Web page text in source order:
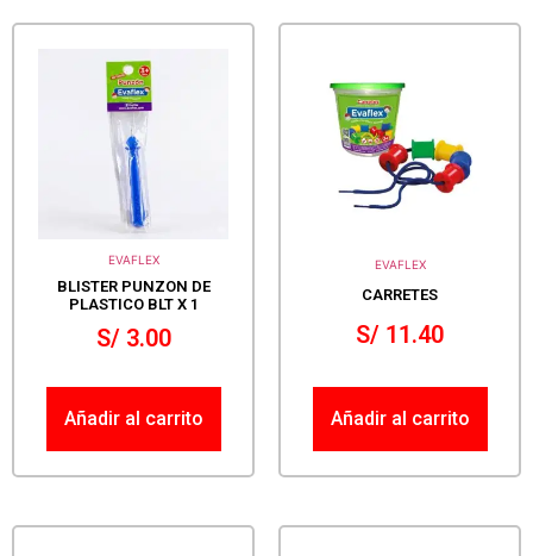
EVAFLEX
BLISTER PUNZON DE
PLASTICO BLT X 1
S/3.00
Añadir al carrito
EVAFLEX
CARRETES
S/ 11.40
Añadir al carrito